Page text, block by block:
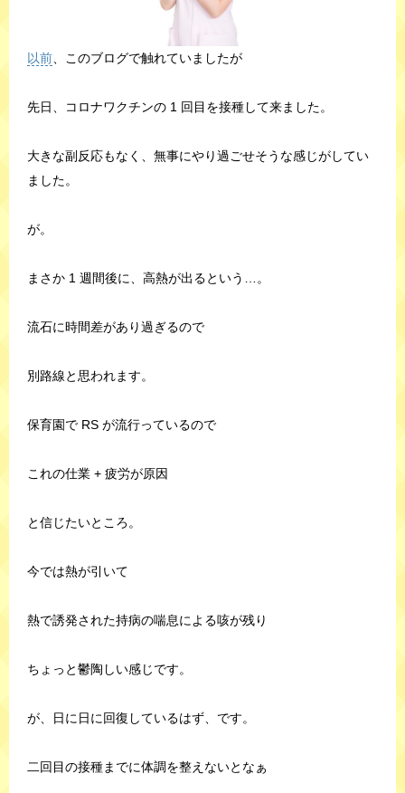
以前 、このブログで触れていましたが
先日、コロナワクチンの 1 回目を接種して来ました。
大きな副反応もなく、無事にやり過ごせそうな感じがしてい
ました。
が。
まさか 1 週間後に、高熱が出るという…。
流石に時間差があり過ぎるので
別路線と思われます。
保育園で RS が流行っているので
これの仕業 + 疲労が原因
と信じたいところ。
今では熱が引いて
熱で誘発された持病の喘息による咳が残り
ちょっと鬱陶しい感じです。
が、日に日に回復しているはず、です。
二回目の接種までに体調を整えないとなぁ